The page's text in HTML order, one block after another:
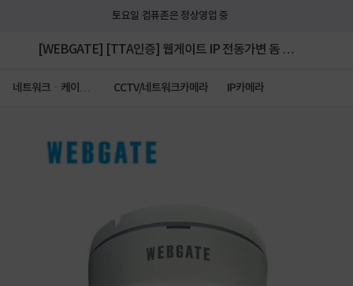
토요일 컴퓨존은 정상영업 중
[WEBGATE] [TTA인증] 웹게이트 IP 전동가변 돔 카
네트워크ㆍ케이블
CCTV/네트워크카메라 IP카메라